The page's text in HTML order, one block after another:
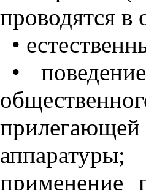
проводятся
•
•
прилегающей
применение